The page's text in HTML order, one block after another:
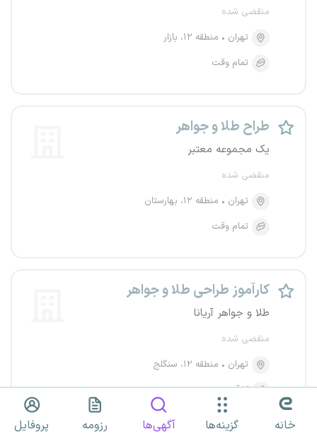
منقضی شده
تهران
منطقه ۱۲، بازار
تمام وقت
طراح طلا و جواهر
یک مجموعه معتبر
منقضی شده
تهران
منطقه ۱۲، بهارستان
تمام وقت
کارآموز طراحی طلا و جواهر
طلا و جواهر آریانا
منقضی شده
تهران
منطقه ۱۲، سنگلج
کارآموزی
خانه گزینه‌ها آگهی‌ها رزومه پروفایل